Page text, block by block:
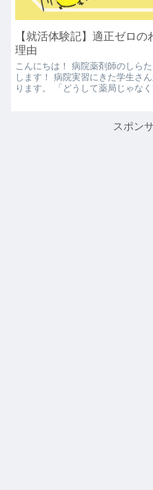
【就活体験記】適正ゼロ
理由
こんにちは！ 病院薬剤師のしら
します！ 病院実習にきた学生さ
ります。 「どうして薬局じゃな
スポン